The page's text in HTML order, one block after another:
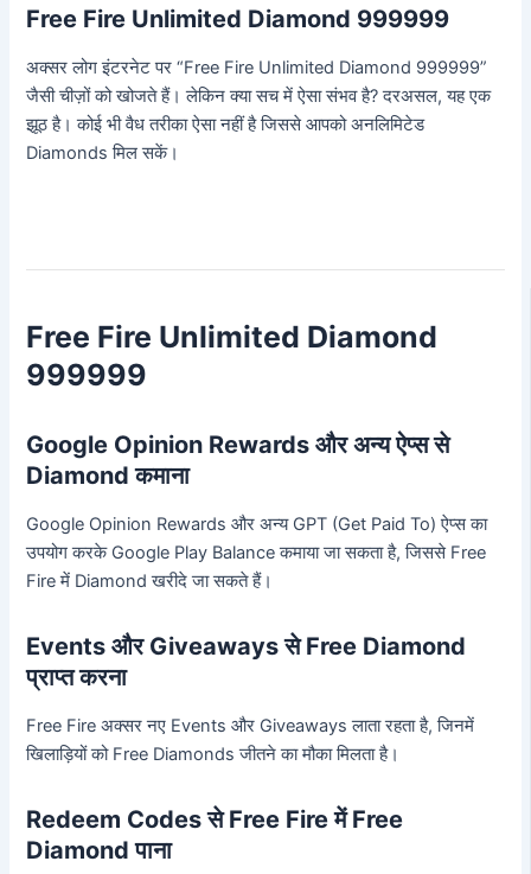
Free Fire Unlimited Diamond 999999
अक्सर लोग इंटरनेट पर “Free Fire Unlimited Diamond 999999”
जैसी चीज़ों को खोजते हैं। लेकिन क्या सच में ऐसा संभव है? दरअसल, यह एक
झूठ है। कोई भी वैध तरीका ऐसा नहीं है जिससे आपको अनलिमिटेड
Diamonds मिल सकें।
Free Fire Unlimited Diamond
999999
Google Opinion Rewards और अन्य ऐप्स से
Diamond कमाना
Google Opinion Rewards और अन्य GPT (Get Paid To) ऐप्स का
उपयोग करके Google Play Balance कमाया जा सकता है, जिससे Free
Fire में Diamond खरीदे जा सकते हैं।
Events और Giveaways से Free Diamond
प्राप्त करना
Free Fire अक्सर नए Events और Giveaways लाता रहता है, जिनमें
खिलाड़ियों को Free Diamonds जीतने का मौका मिलता है।
Redeem Codes से Free Fire में Free
Diamond पाना